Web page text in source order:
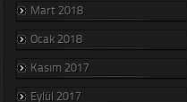
Mart 2018
Ocak 2018
Kasım 2017
Eylül 2017